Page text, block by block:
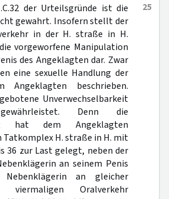
25
der Urteilsgründe ist die
gewahrt. Insofern stellt der
in der H. straße in H.
vorgeworfene Manipulation
des Angeklagten dar. Zwar
eine sexuelle Handlung der
Angeklagten beschrieben.
Unverwechselbarkeit
Denn die
hat dem Angeklagten
Tatkomplex H. straße in H. mit
36 zur Last gelegt, neben der
an seinem Penis
an gleicher
Oralverkehr